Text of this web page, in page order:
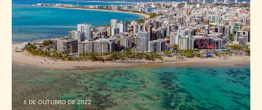
8 DE OUTUBRO DE 2022